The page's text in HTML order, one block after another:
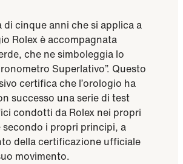
di cinque anni che si applica a
Rolex è accompagnata
che ne simboleggia lo
Superlativo”. Questo
certifica che l’orologio ha
successo una serie di test
condotti da Rolex nei propri
secondo i propri principi, a
della certificazione ufficiale
movimento.